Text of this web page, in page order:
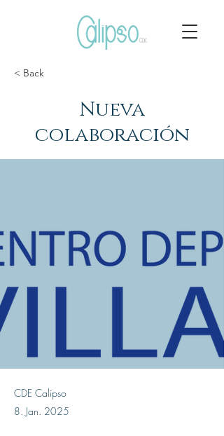
< Back
Nueva
colaboración
CDE Calipso
8. Jan. 2025